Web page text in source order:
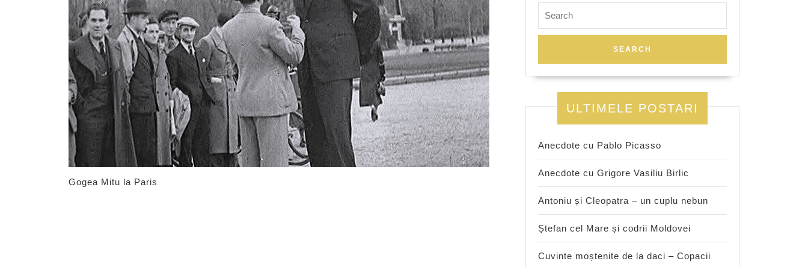
Gogea Mitu la Paris
for:
ULTIMELE POSTARI
Anecdote cu Pablo Picasso
Anecdote cu Grigore Vasiliu Birlic
Antoniu și Cleopatra – un cuplu nebun
Ștefan cel Mare și codrii Moldovei
Cuvinte moștenite de la daci – Copacii